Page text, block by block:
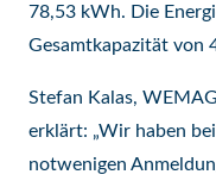
78,53 kWh. Die
Gesamtkapazität von
Stefan Kalas,
erklärt: „Wir haben
notwenigen